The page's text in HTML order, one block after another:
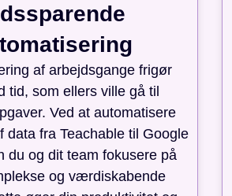
af arbejdsgange frigør
tid, som ellers ville gå til
Ved at automatisere
data fra Teachable til Google
du og dit team fokusere på
og værdiskabende